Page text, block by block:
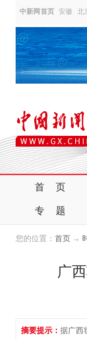
中新网首页 安徽 北
首 页
专 题
您的位置： 首页 →
广
摘要提示： 据广西